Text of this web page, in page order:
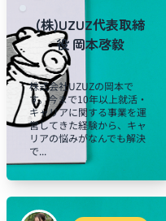
(株)UZUZ代表取締
役 岡本啓毅
株式会社UZUZの岡本で
す。今まで10年以上就活・
キャリアに関する事業を運
営してきた経験から、キャ
リアの悩みがなんでも解決
で...